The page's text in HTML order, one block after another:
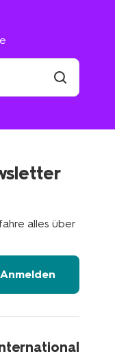
Filiale
alles über
Anmelden